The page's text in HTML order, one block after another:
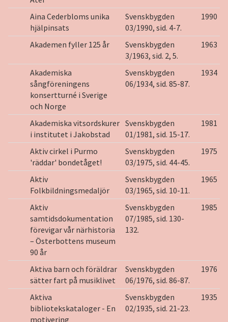
Aina Cederbloms unika
hjälpinsats
Svenskbygden
03/1990, sid. 4-7.
1990
Akademen fyller 125 år
Svenskbygden
3/1963, sid. 2, 5.
1963
Akademiska
sångföreningens
konsertturné i Sverige
och Norge
Svenskbygden
06/1934, sid. 85-87.
1934
Akademiska vitsordskurer
i institutet i Jakobstad
Svenskbygden
01/1981, sid. 15-17.
1981
Aktiv cirkel i Purmo
'räddar' bondetåget!
Svenskbygden
03/1975, sid. 44-45.
1975
Aktiv
Folkbildningsmedaljör
Svenskbygden
03/1965, sid. 10-11.
1965
Aktiv
samtidsdokumentation
förevigar vår närhistoria
– Österbottens museum
90 år
Svenskbygden
07/1985, sid. 130-
132.
1985
Aktiva barn och föräldrar
sätter fart på musiklivet
Svenskbygden
06/1976, sid. 86-87.
1976
Aktiva
bibliotekskataloger - En
motivering
Svenskbygden
02/1935, sid. 21-23.
1935